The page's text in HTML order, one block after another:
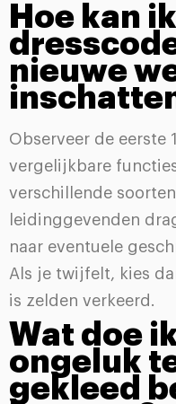
Hoe kan
nieuwe
Observeer de eerste
vergelijkbare
verschillende
leidinggevenden
naar eventuele
Als je twijfelt, kies
is zelden verkeerd.
Wat doe
ongeluk
gekleed